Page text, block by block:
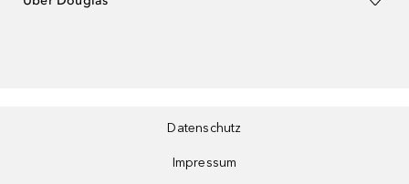
Datenschutz
Impressum